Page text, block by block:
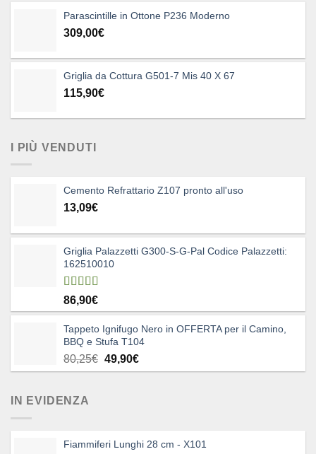
Parascintille in Ottone P236 Moderno
309,00€
Griglia da Cottura G501-7 Mis 40 X 67
115,90€
I PIÙ VENDUTI
Cemento Refrattario Z107 pronto all'uso
13,09€
Griglia Palazzetti G300-S-G-Pal Codice Palazzetti:
162510010
Valutato
5.00su 5
86,90€
Tappeto Ignifugo Nero in OFFERTA per il Camino,
BBQ e Stufa T104
80,25€ Il
prezzo
49,90€Il
prezzo
IN EVIDENZA
Fiammiferi Lunghi 28 cm - X101